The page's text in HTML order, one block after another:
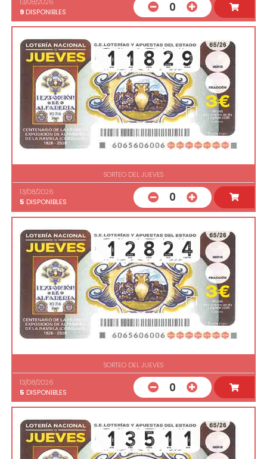
9 DISPONIBLES 0
SORTEO DEL JUEVES
13/08/2026
5 DISPONIBLES 0
SORTEO DEL JUEVES
13/08/2026
5 DISPONIBLES 0